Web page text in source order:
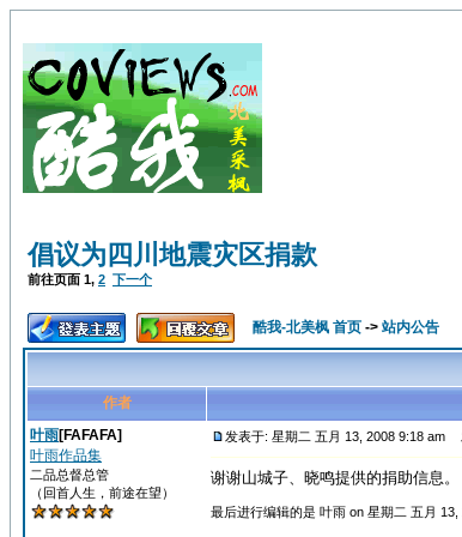
倡议为四川地震灾区捐款
前往页面 1, 2 下一个
酷我-北美枫 首页 -> 站内公告
作者
叶雨[FAFAFA]
叶雨作品集
二品总督总管
（回首人生，前途在望）
发表于: 星期二 五月 13, 2008 9:18 am
谢谢山城子、晓鸣提供的捐助信息。
最后进行编辑的是 叶雨 on 星期二 五月